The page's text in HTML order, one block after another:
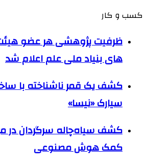
کسب و کار
ظرفیت پژوهشی هر عضو
های بنیاد ملی علم اعلام شد
کشف یک قمر ناشناخته با
سیارک «نیسا»
کشف سیاه‌چاله سرگردان در
کمک هوش مصنوعی